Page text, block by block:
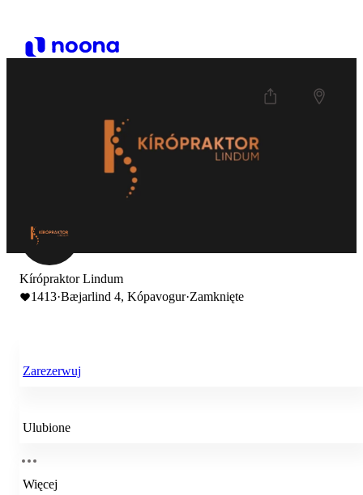
Kírópraktor Lindum
1413·Bæjarlind 4, Kópavogur·Zamknięte
Zarezerwuj
Ulubione
Więcej